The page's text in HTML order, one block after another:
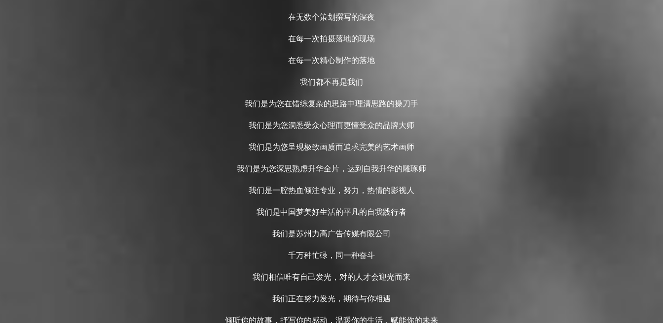
在无数个策划撰写的深夜
在每一次拍摄落地的现场
在每一次精心制作的落地
我们都不再是我们
我们是为您在错综复杂的思路中理清思路的操刀手
我们是为您洞悉受众心理而更懂受众的品牌大师
我们是为您呈现极致画质而追求完美的艺术画师
我们是为您深思熟虑升华全片，达到自我升华的雕琢师
我们是一腔热血倾注专业，努力，热情的影视人
我们是中国梦美好生活的平凡的自我践行者
我们是苏州力高广告传媒有限公司
千万种忙碌，同一种奋斗
我们相信唯有自己发光，对的人才会迎光而来
我们正在努力发光，期待与你相遇
倾听你的故事，抒写你的感动，温暖你的生活，赋能你的未来